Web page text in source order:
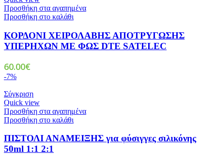
Προσθήκη στα αγαπημένα
Προσθήκη στο καλάθι
ΚΟΡΔΟΝΙ ΧΕΙΡΟΛΑΒΗΣ ΑΠΟΤΡΥΓΩΣΗΣ
ΥΠΕΡΗΧΩΝ ΜΕ ΦΩΣ DTE SATELEC
60.00€
-7%
Σύγκριση
Quick view
Προσθήκη στα αγαπημένα
Προσθήκη στο καλάθι
ΠΙΣΤΟΛΙ ΑΝΑΜΕΙΞΗΣ για φύσιγγες σιλικόνης
50ml 1:1 2:1